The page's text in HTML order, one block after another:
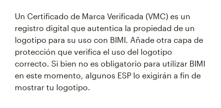
Un Certificado de Marca Verificada (VMC) es un
registro digital que autentica la propiedad de un
logotipo para su uso con BIMI. Añade otra capa de
protección que verifica el uso del logotipo
correcto. Si bien no es obligatorio para utilizar BIMI
en este momento, algunos ESP lo exigirán a fin de
mostrar tu logotipo.